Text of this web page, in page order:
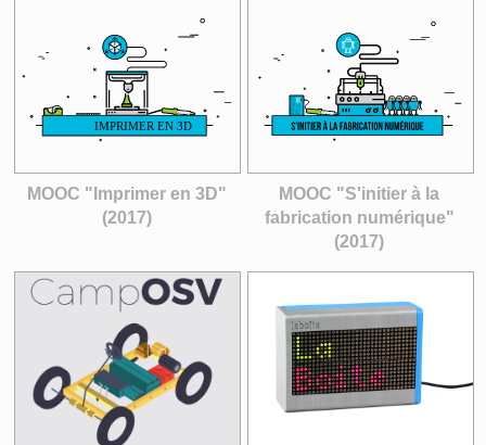
MOOC "Imprimer en 3D"
(2017)
MOOC "S'initier à la
fabrication numérique"
(2017)